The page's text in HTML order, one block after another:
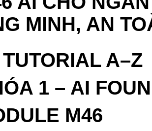
MINH, AN
A–Z
1 – AI
M46